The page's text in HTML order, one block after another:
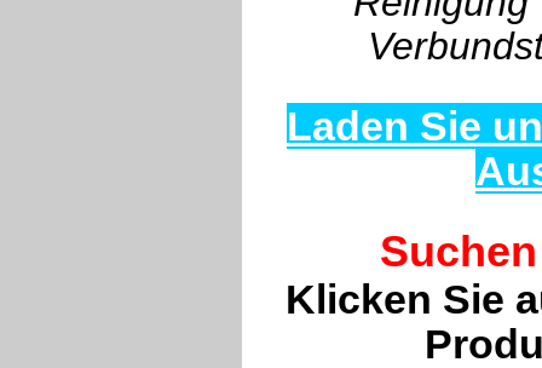
Laden Sie
Klicken Sie